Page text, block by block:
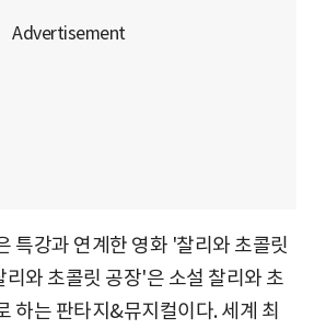
특강과 연계한 영화 '찰리와 초콜릿
와 초콜릿 공장'은 소설 찰리와 초
하는 판타지&뮤지컬이다. 세계 최